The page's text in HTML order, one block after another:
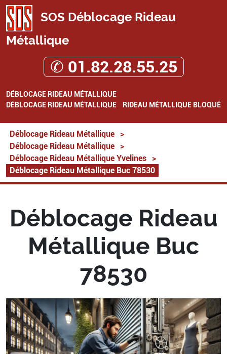
SOS Déblocage Rideau
Métallique
✆ 01.82.28.55.25
DÉBLOCAGE RIDEAU MÉTALLIQUE
DÉBLOCAGE RIDEAU MÉTALLIQUE
RIDEAU MÉTALLIQUE BLOQUÉ
Déblocage Rideau Métallique
>
Déblocage Rideau Métallique
>
Déblocage Rideau Métallique Yvelines
>
Déblocage Rideau Métallique Buc 78530
Déblocage Rideau
Métallique Buc
78530